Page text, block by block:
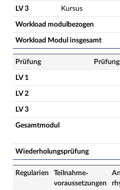
LV 3 Kursus
Workload modulbezogen
Workload Modul insgesamt
Prüfung
LV 1
LV 2
LV 3
Gesamtmodul
Wiederholungsprüfung
Regularien
Teilnahme­
voraussetzungen